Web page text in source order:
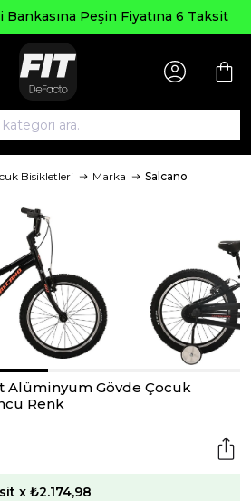
Fiyatına 6 Taksit
Bisikletleri Marka Salcano
Alüminyum Gövde Çocuk
Renk
x ₺2.174,98